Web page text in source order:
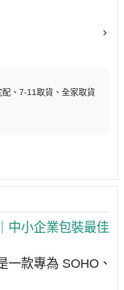
配 7-11取貨
全家取貨
一款專為 SOHO、